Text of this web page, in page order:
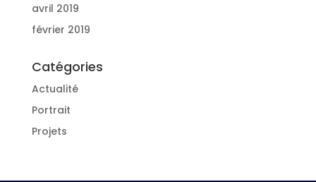
avril 2019
février 2019
Catégories
Actualité
Portrait
Projets